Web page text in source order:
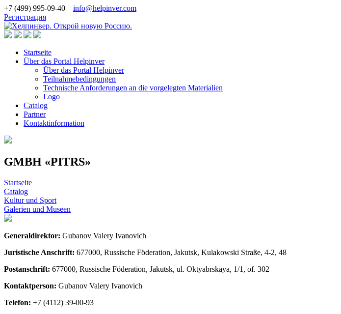
+7 (499) 995-09-40
info@helpinver.com
Регистрация
Startseite
Über das Portal Helpinver
Über das Portal Helpinver
Teilnahmebedingungen
Technische Anforderungen an die vorgelegten Materialien
Logo
Catalog
Partner
Kontaktinformation
GMBH «PITRS»
Startseite
Catalog
Kultur und Sport
Galerien und Museen
Generaldirektor: Gubanov Valery Ivanovich
Juristische Anschrift: 677000, Russische Föderation, Jakutsk, Kulakowski Straße, 4-2, 48
Postanschrift: 677000, Russische Föderation, Jakutsk, ul. Oktyabrskaya, 1/1, of. 302
Kontaktperson: Gubanov Valery Ivanovich
Telefon: +7 (4112) 39-00-93